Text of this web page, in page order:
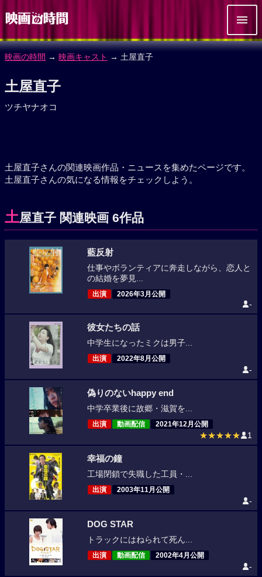
映画の時間 → 映画キャスト → 土屋直子
土屋直子
ツチヤナオコ
土屋直子さんの関連映画作品・ニュースを集めたページです。
土屋直子さんの気になる情報をチェックしよう。
土屋直子 関連映画 6作品
藍反射
仕事やボランティアに奔走しながら、恋人と
の結婚を夢見...
出演 2026年3月公開
-
彼女たちの話
中学生になったミクは男子...
出演 2022年8月公開
-
偽りのないhappy end
中学卒業後に故郷・滋賀を...
出演 動画配信 2021年12月公開
★★★★★ 1
幸福の鐘
工場閉鎖で失職した工員・...
出演 2003年11月公開
-
DOG STAR
トラックにはねられて死ん...
出演 動画配信 2002年4月公開
-